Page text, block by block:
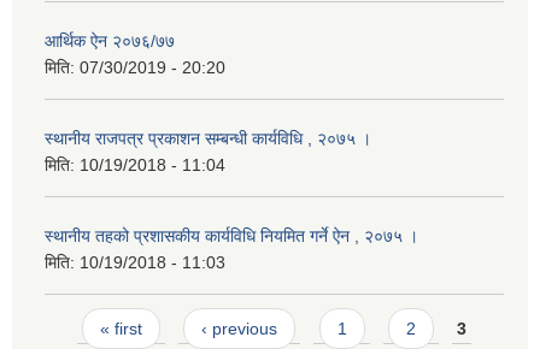
आर्थिक ऐन २०७६/७७
मिति: 07/30/2019 - 20:20
स्थानीय राजपत्र प्रकाशन सम्बन्धी कार्यविधि , २०७५ ।
मिति: 10/19/2018 - 11:04
स्थानीय तहको प्रशासकीय कार्यविधि नियमित गर्ने ऐन , २०७५ ।
मिति: 10/19/2018 - 11:03
Pages
« first ‹ previous 1 2 3